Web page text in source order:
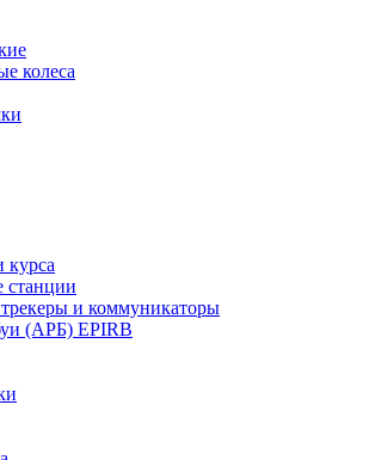
колеса
курса
станции
и коммуникаторы
(АРБ) EPIRB